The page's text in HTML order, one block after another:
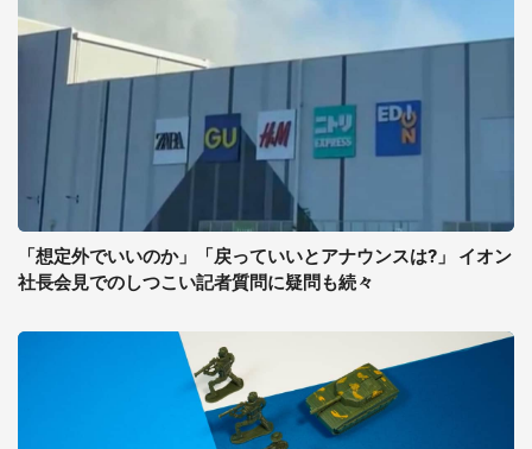
「想定外でいいのか」「戻っていいとアナウンスは?」 イオン
社長会見でのしつこい記者質問に疑問も続々